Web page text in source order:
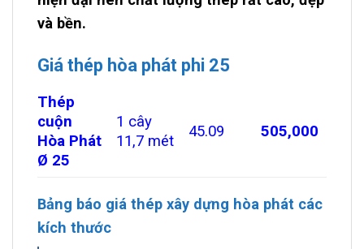
và bền.
Giá thép hòa phát phi 25
Thép
cuộn
Hòa Phát
Ø 25
1 cây
11,7 mét
45.09 505,000
Bảng báo giá thép xây dựng hòa phát các
kích thước